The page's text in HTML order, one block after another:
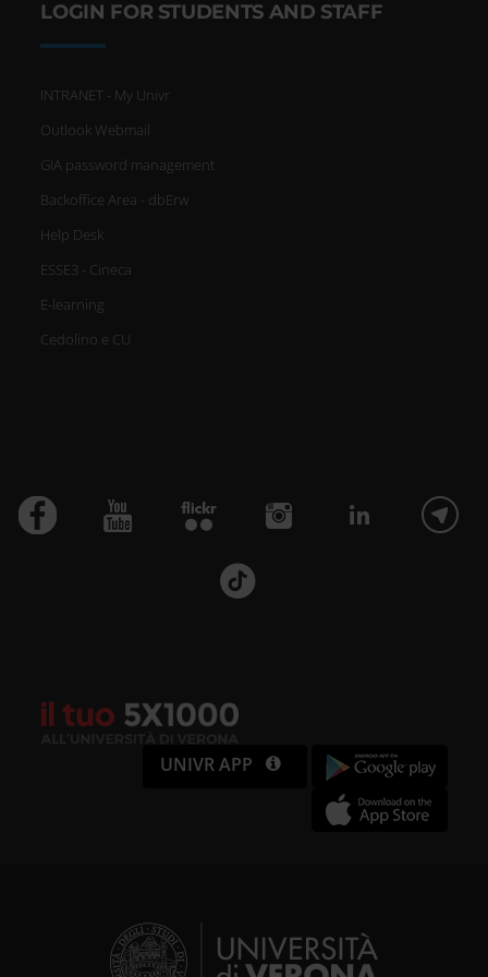
LOGIN FOR STUDENTS AND STAFF
INTRANET - My Univr
Outlook Webmail
GIA password management
Backoffice Area - dbErw
Help Desk
ESSE3 - Cineca
E-learning
Cedolino e CU
UNIVR APP